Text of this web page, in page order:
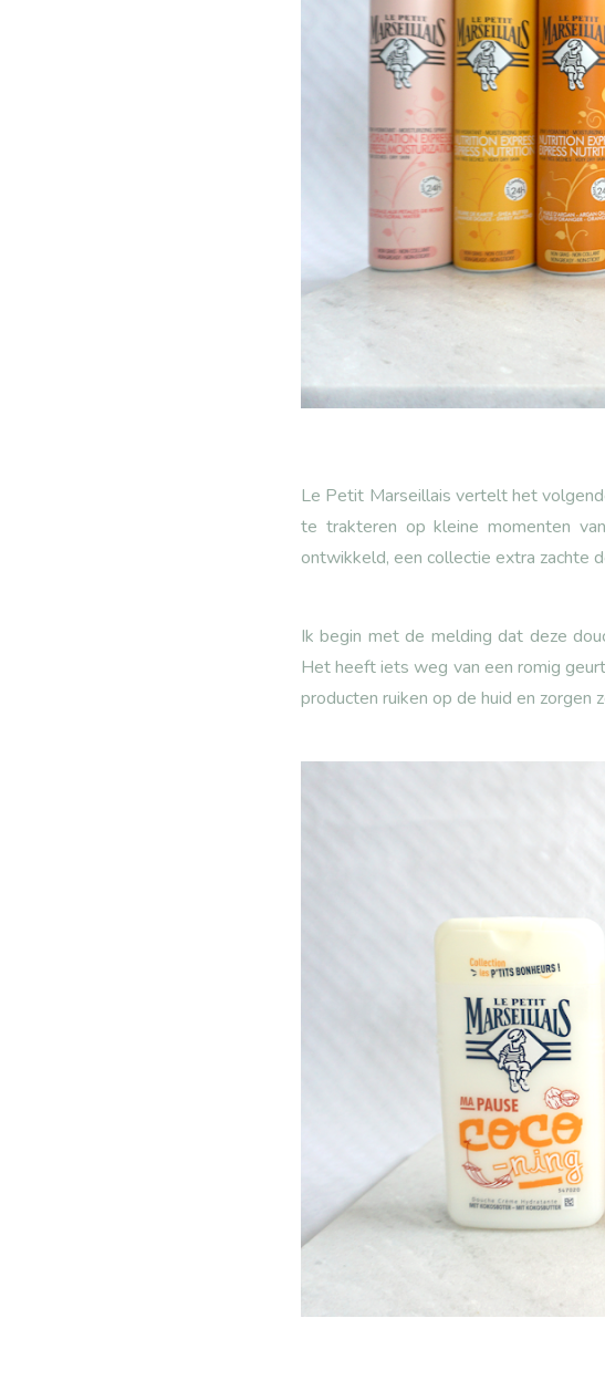
Le Petit Marseillais vertelt het
te trakteren op kleine momenten
ontwikkeld, een collectie extra zachte
Ik begin met de melding dat deze
Het heeft iets weg van een romig
producten ruiken op de huid en zorgen